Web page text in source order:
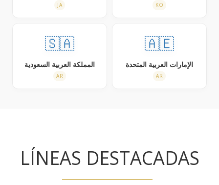
JA KO
🇸🇦
المملكة العربية السعودية
AR
🇦🇪
الإمارات العربية المتحدة
AR
LÍNEAS DESTACADAS